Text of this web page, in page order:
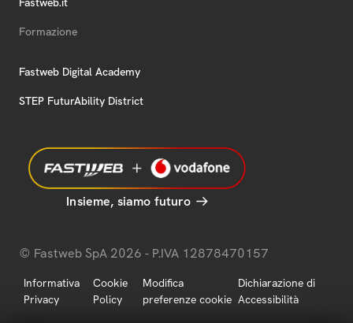
Formazione
Fastweb Digital Academy
STEP FuturAbility District
Insieme, siamo futuro
© Fastweb SpA 2026 - P.IVA 12878470157
Informativa
Privacy
Cookie
Policy
Modifica
preferenze cookie
Dichiarazione di
Accessibilità